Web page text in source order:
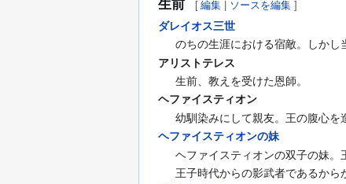
生前 [ 編集 ソースを編集 ]
ダレイオス三世
のちの生涯における宿敵。しかし
アリストテレス
生前、教えを受けた恩師。
ヘファイスティオン
幼馴染みにして親友。王の腹心を
ヘファイスティオンの妹
ヘファイスティオンの双子の妹。
王子時代からの影武者であるから